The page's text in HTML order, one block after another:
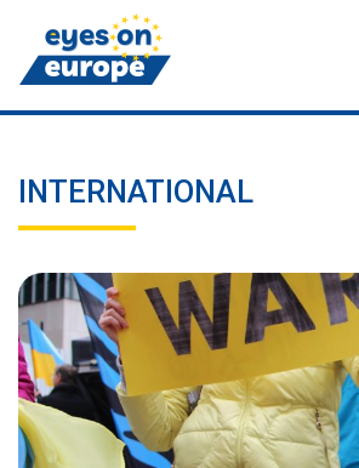
Eyes on Europe
INTERNATIONAL